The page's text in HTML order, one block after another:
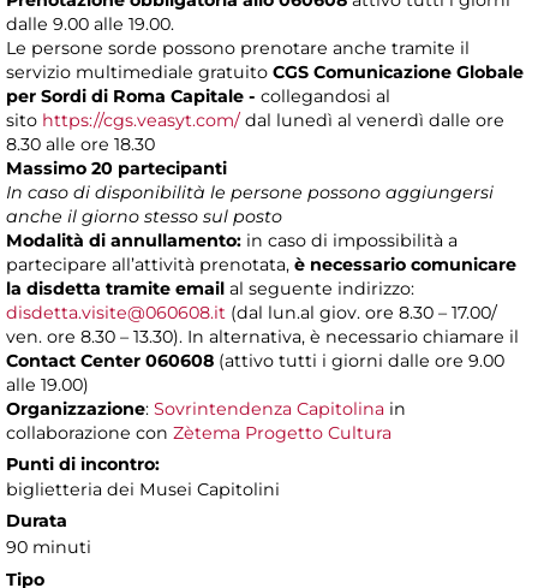
dalle 9.00 alle 19.00.
Le persone sorde possono prenotare anche tramite il
servizio multimediale gratuito CGS Comunicazione Globale
per Sordi di Roma Capitale - collegandosi al
sito https://cgs.veasyt.com/dal lunedì al venerdì dalle ore
8.30 alle ore 18.30
Massimo 20 partecipanti
In caso di disponibilità le persone possono aggiungersi
anche il giorno stesso sul posto
Modalità di annullamento: in caso di impossibilità a
partecipare all’attività prenotata, è necessario comunicare
la disdetta tramite email al seguente indirizzo:
disdetta.visite@060608.it (dal lun.al giov. ore 8.30 – 17.00/
ven. ore 8.30 – 13.30). In alternativa, è necessario chiamare il
Contact Center 060608 (attivo tutti i giorni dalle ore 9.00
alle 19.00)
Organizzazione: Sovrintendenza Capitolina in
collaborazione con Zètema Progetto Cultura
Punti di incontro:
biglietteria dei Musei Capitolini
Durata
90 minuti
Tipo